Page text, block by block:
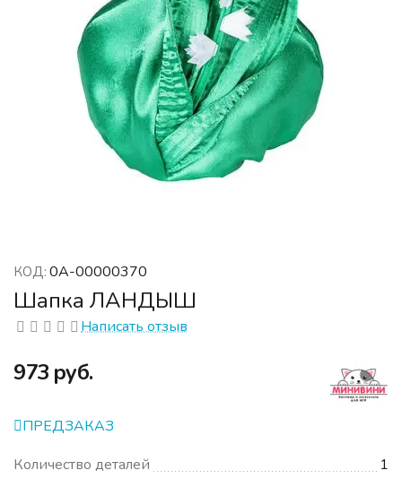
КОД: 0А-00000370
Шапка ЛАНДЫШ
Написать отзыв
‍973‍ руб.
ПРЕДЗАКАЗ
Количество деталей
1